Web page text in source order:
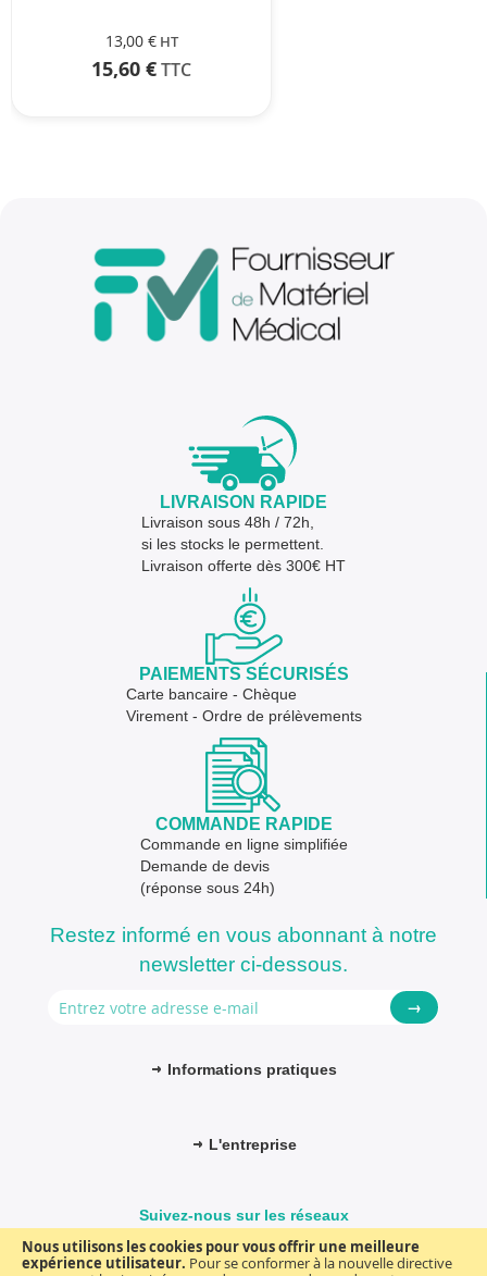
Nous utilisons les cookies pour vous offrir une meilleure
expérience utilisateur. Pour se conformer à la nouvelle directive
13,00 €
15,60 €
LIVRAISON RAPIDE
Livraison sous 48h / 72h,
si les stocks le permettent.
Livraison offerte dès 300€ HT
PAIEMENTS SÉCURISÉS
Carte bancaire - Chèque
Virement - Ordre de prélèvements
COMMANDE RAPIDE
Commande en ligne simplifiée
Demande de devis
(réponse sous 24h)
Restez informé en vous abonnant à notre
newsletter ci-dessous.
→
Informations pratiques
L'entreprise
Suivez-nous sur les réseaux